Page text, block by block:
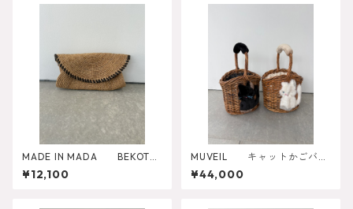
MADE IN MADA BEKOTO
CLUTCH
¥12,100
MUVEIL キャットかごバッ
グ MA262EBG005
¥44,000